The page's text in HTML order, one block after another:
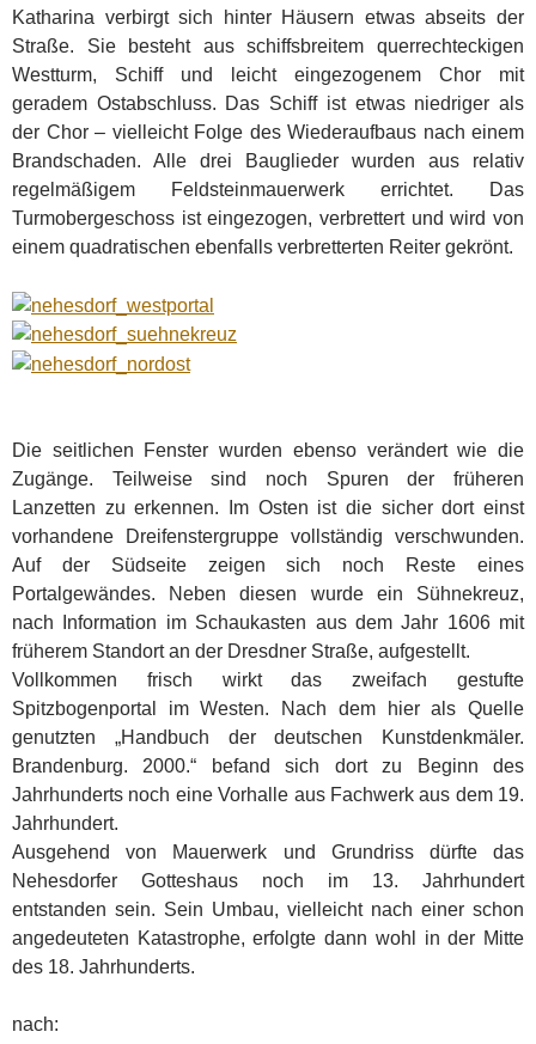
Katharina verbirgt sich hinter Häusern etwas abseits der
Straße. Sie besteht aus schiffsbreitem querrechteckigen
Westturm, Schiff und leicht eingezogenem Chor mit
geradem Ostabschluss. Das Schiff ist etwas niedriger als
der Chor – vielleicht Folge des Wiederaufbaus nach einem
Brandschaden. Alle drei Bauglieder wurden aus relativ
regelmäßigem Feldsteinmauerwerk errichtet. Das
Turmobergeschoss ist eingezogen, verbrettert und wird von
einem quadratischen ebenfalls verbretterten Reiter gekrönt.
Die seitlichen Fenster wurden ebenso verändert wie die
Zugänge. Teilweise sind noch Spuren der früheren
Lanzetten zu erkennen. Im Osten ist die sicher dort einst
vorhandene Dreifenstergruppe vollständig verschwunden.
Auf der Südseite zeigen sich noch Reste eines
Portalgewändes. Neben diesen wurde ein Sühnekreuz,
nach Information im Schaukasten aus dem Jahr 1606 mit
früherem Standort an der Dresdner Straße, aufgestellt.
Vollkommen frisch wirkt das zweifach gestufte
Spitzbogenportal im Westen. Nach dem hier als Quelle
genutzten „Handbuch der deutschen Kunstdenkmäler.
Brandenburg. 2000.“ befand sich dort zu Beginn des
Jahrhunderts noch eine Vorhalle aus Fachwerk aus dem 19.
Jahrhundert.
Ausgehend von Mauerwerk und Grundriss dürfte das
Nehesdorfer Gotteshaus noch im 13. Jahrhundert
entstanden sein. Sein Umbau, vielleicht nach einer schon
angedeuteten Katastrophe, erfolgte dann wohl in der Mitte
des 18. Jahrhunderts.
nach: